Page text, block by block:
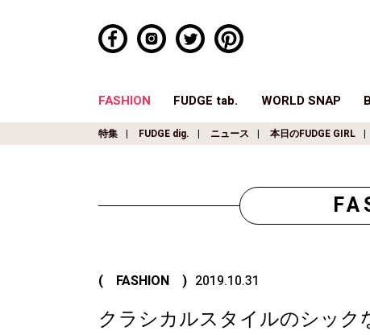
FASHION FUDGE tab. WORLD SNAP
特集 FUDGE dig. ニュース 本日のFUDGE GIRL
( FASHION ) 2019.10.31
クラシカルスタイルのシッ